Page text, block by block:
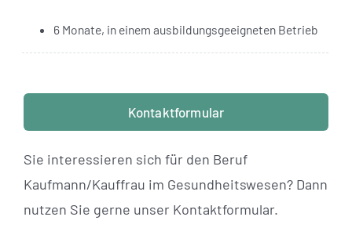
6 Monate, in einem ausbildungsgeeigneten Betrieb
Kontaktformular
Sie interessieren sich für den Beruf
Kaufmann/Kauffrau im Gesundheitswesen? Dann
nutzen Sie gerne unser Kontaktformular.